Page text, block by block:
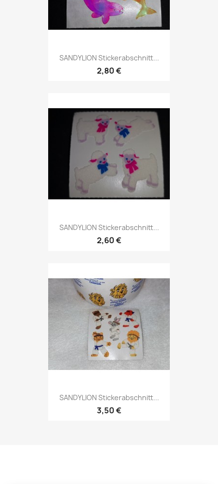
SANDYLION Stickerabschnitt...
2,80 €
SANDYLION Stickerabschnitt...
2,60 €
SANDYLION Stickerabschnitt...
3,50 €